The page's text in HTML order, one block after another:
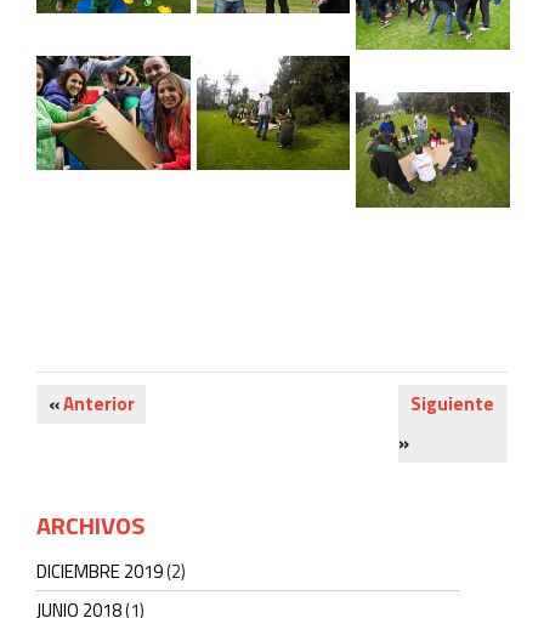
«Anterior
Siguiente
»
ARCHIVOS
DICIEMBRE 2019(2)
JUNIO 2018(1)